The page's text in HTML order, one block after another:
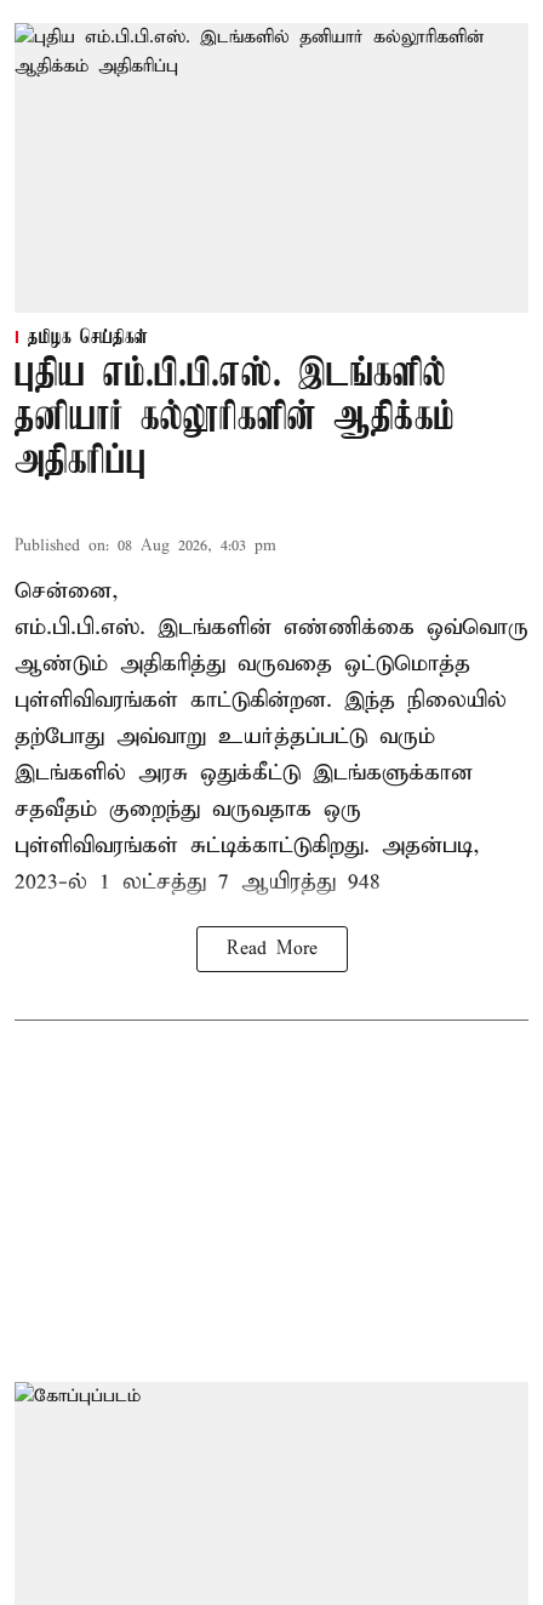
தமிழக செய்திகள்
புதிய எம்.பி.பி.எஸ். இடங்களில்
தனியார் கல்லூரிகளின் ஆதிக்கம்
அதிகரிப்பு
Published on: 08 Aug 2026, 4:03 pm
சென்னை,
எம்.பி.பி.எஸ். இடங்களின் எண்ணிக்கை ஒவ்வொரு
ஆண்டும் அதிகரித்து வருவதை ஒட்டுமொத்த
புள்ளிவிவரங்கள் காட்டுகின்றன. இந்த நிலையில்
தற்போது அவ்வாறு உயர்த்தப்பட்டு வரும்
இடங்களில் அரசு ஒதுக்கீட்டு இடங்களுக்கான
சதவீதம் குறைந்து வருவதாக ஒரு
புள்ளிவிவரங்கள் சுட்டிக்காட்டுகிறது. அதன்படி,
2023-ல் 1 லட்சத்து 7 ஆயிரத்து 948
Read More